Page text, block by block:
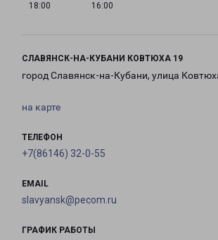
18:00
16:00
СЛАВЯНСК-НА-КУБАНИ КОВТЮХА 19
город Славянск-на-Кубани, улица
на карте
ТЕЛЕФОН
+7(86146) 32-0-55
EMAIL
slavyansk@pecom.ru
ГРАФИК РАБОТЫ